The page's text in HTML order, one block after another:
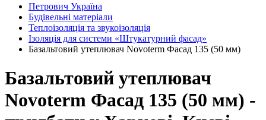
Петрович Україна
Будівельні матеріали
Теплоізоляція та звукоізоляція
Ізоляція для системи «Штукатурний фасад»
Базальтовий утеплювач Novoterm Фасад 135 (50 мм)
Базальтовий утеплювач
Novoterm Фасад 135 (50 мм) -